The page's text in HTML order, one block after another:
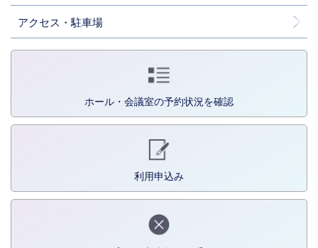
アクセス・駐車場
ホール・会議室の予約状況を確認
利用申込み